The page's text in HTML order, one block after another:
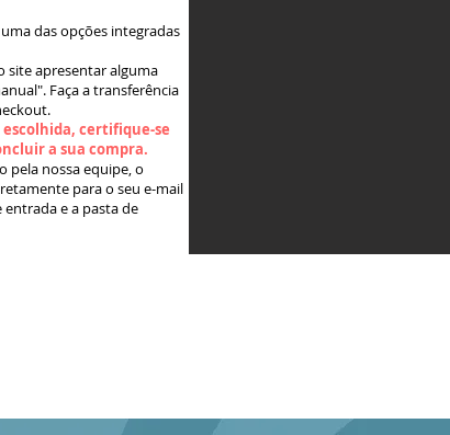
das opções integradas
site apresentar alguma
Faça a transferência
certifique-se
a sua compra.
pela nossa equipe, o
para o seu e-mail
entrada e a pasta de